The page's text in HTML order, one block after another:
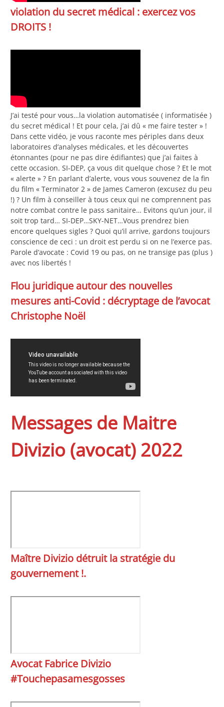
violation du secret médical : exercez vos
DROITS !
J’ai testé pour vous…la violation automatisée ( informatisée )
du secret médical ! Et pour cela, j’ai dû « me faire tester » !
Dans cette vidéo, je vous raconte mes périples dans deux
laboratoires d’analyses médicales, et les découvertes
étonnantes (pour ne pas dire édifiantes) que j’ai faites à
cette occasion. SI-DEP, ça vous dit quelque chose ? Et le mot
« alerte » ? En parlant d’alerte, vous vous souvenez de la fin
du film « Terminator 2 » de James Cameron (excusez du peu
!) ? Un film à conseiller à tous ceux qui ne comprennent pas
notre combat contre le pass sanitaire… Evitons qu’un jour, il
soit trop tard… SI-DEP…SKY-NET…Vous prendrez bien
encore quelques sigles ? Quoi qu’il arrive, gardons toujours
conscience de ceci : un droit est perdu si on ne l’exerce pas.
Parole d’avocate : Covid 19 ou pas, on ne transige pas (plus )
avec nos libertés !
Flou juridique autour des nouvelles
mesures anti-Covid : décryptage de l’avocat
Christophe Noël
Messages de Maitre
Divizio (avocat) 2022
Maître Divizio détruit la stratégie du
gouvernement !.
Avocat Fabrice Divizio
#Touchepasamesgosses